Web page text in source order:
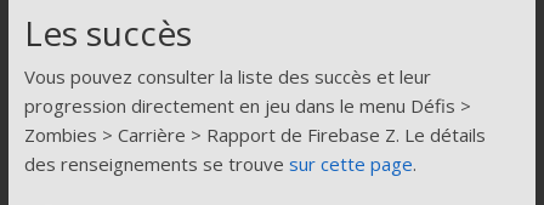
Les succès
Vous pouvez consulter la liste des succès et leur
progression directement en jeu dans le menu Défis >
Zombies > Carrière > Rapport de Firebase Z. Le détails
des renseignements se trouve sur cette page.